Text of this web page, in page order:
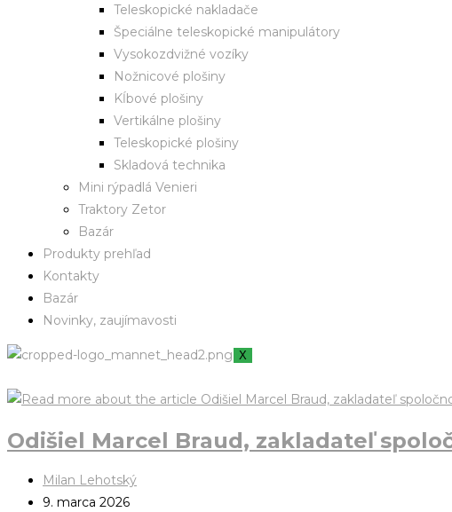
Teleskopické nakladače
Špeciálne teleskopické manipulátory
Vysokozdvižné vozíky
Nožnicové plošiny
Kĺbové plošiny
Vertikálne plošiny
Teleskopické plošiny
Skladová technika
Mini rýpadlá Venieri
Traktory Zetor
Bazár
Produkty prehľad
Kontakty
Bazár
Novinky, zaujímavosti
X
Odišiel Marcel Braud, zakladateľ
Milan Lehotský
9. marca 2026